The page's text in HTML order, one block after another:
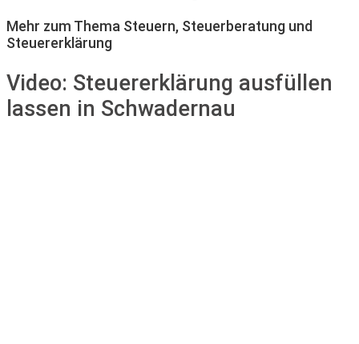
Mehr zum Thema Steuern, Steuerberatung und
Steuererklärung
Video: Steuererklärung ausfüllen
lassen in Schwadernau